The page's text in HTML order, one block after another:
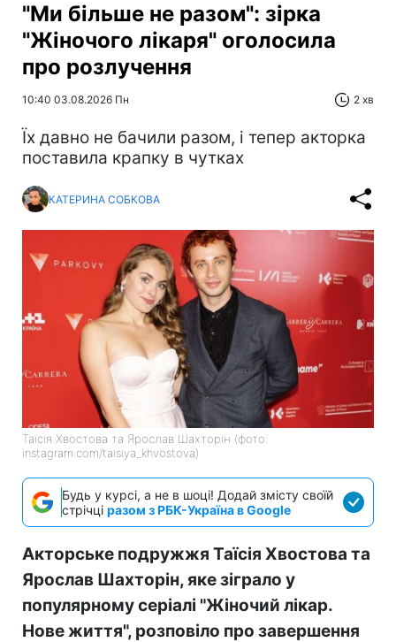
"Ми більше не разом": зірка
"Жіночого лікаря" оголосила
про розлучення
10:40 03.08.2026 Пн 2 хв
Їх давно не бачили разом, і тепер акторка
поставила крапку в чутках
КАТЕРИНА СОБКОВА
Таїсія Хвостова та Ярослав Шахторін (фото:
instagram.com/taisiya_khvostova)
Будь у курсі, а не в шоці! Додай змісту своїй
стрічці разом з РБК-Україна в Google
Акторське подружжя Таїсія Хвостова та
Ярослав Шахторін, яке зіграло у
популярному серіалі "Жіночий лікар.
Нове життя", розповіло про завершення